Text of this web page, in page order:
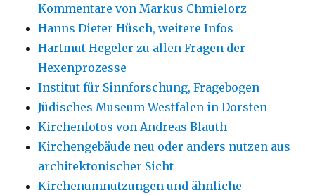
Kommentare von Markus Chmielorz
Hanns Dieter Hüsch, weitere Infos
Hartmut Hegeler zu allen Fragen der
Hexenprozesse
Institut für Sinnforschung, Fragebogen
Jüdisches Museum Westfalen in Dorsten
Kirchenfotos von Andreas Blauth
Kirchengebäude neu oder anders nutzen aus
architektonischer Sicht
Kirchenumnutzungen und ähnliche